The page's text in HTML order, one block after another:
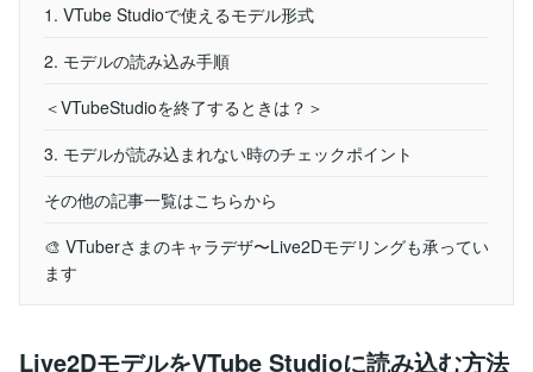
1. VTube Studioで使えるモデル形式
2. モデルの読み込み手順
＜VTubeStudioを終了するときは？＞
3. モデルが読み込まれない時のチェックポイント
その他の記事一覧はこちらから
🎨 VTuberさまのキャラデザ〜Live2Dモデリングも承ってい
ます
Live2DモデルをVTube Studioに読み込む方法